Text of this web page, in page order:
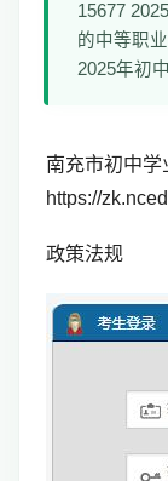
15677
的中等职
2025年初
南充市初中学
https://
政策法规